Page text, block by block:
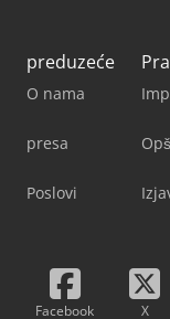
preduzeće
O nama
presa
Poslovi
Facebook X